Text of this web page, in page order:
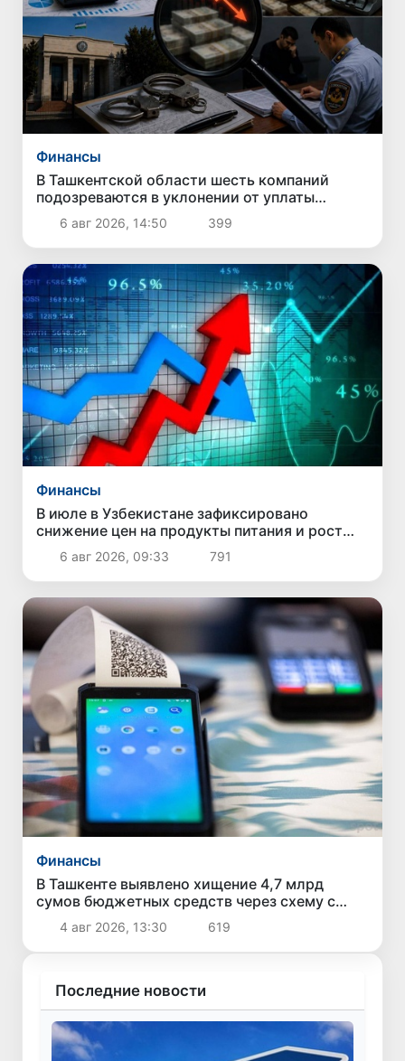
Финансы
В Ташкентской области шесть компаний
подозреваются в уклонении от уплаты
налогов на 42,5 млрд сумов
6 авг 2026, 14:50 399
Финансы
В июле в Узбекистане зафиксировано
снижение цен на продукты питания и рост
стоимости отдельных товаров и услуг
6 авг 2026, 09:33 791
Финансы
В Ташкенте выявлено хищение 4,7 млрд
сумов бюджетных средств через схему с
поддельными чеками и «кешбэком»
4 авг 2026, 13:30 619
Последние новости